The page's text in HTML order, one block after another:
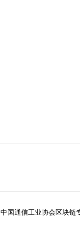
中国通信工业协会区块链